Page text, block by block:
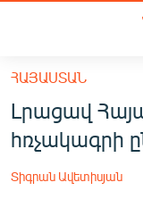
հիմնական
բովանդակությանը
Անցնել
հիմնական
մենյուին
ՀԱՅԱՍՏԱՆ
ՔԱՂԱՔԱԿԱՆ
ԸՆՏՐՈՒԹՅՈՒՆՆԵՐ
ՀԱՅԱՍՏԱՆ
Լրացավ
հռչակագրի
Տիգրան Ավետիսյան